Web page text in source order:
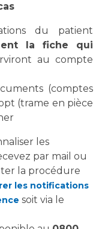
Raresdu patient
la fiche qui
au compte
(comptes
(trame en pièce
les
par mail ou
la procédure
les notifications
soit via le